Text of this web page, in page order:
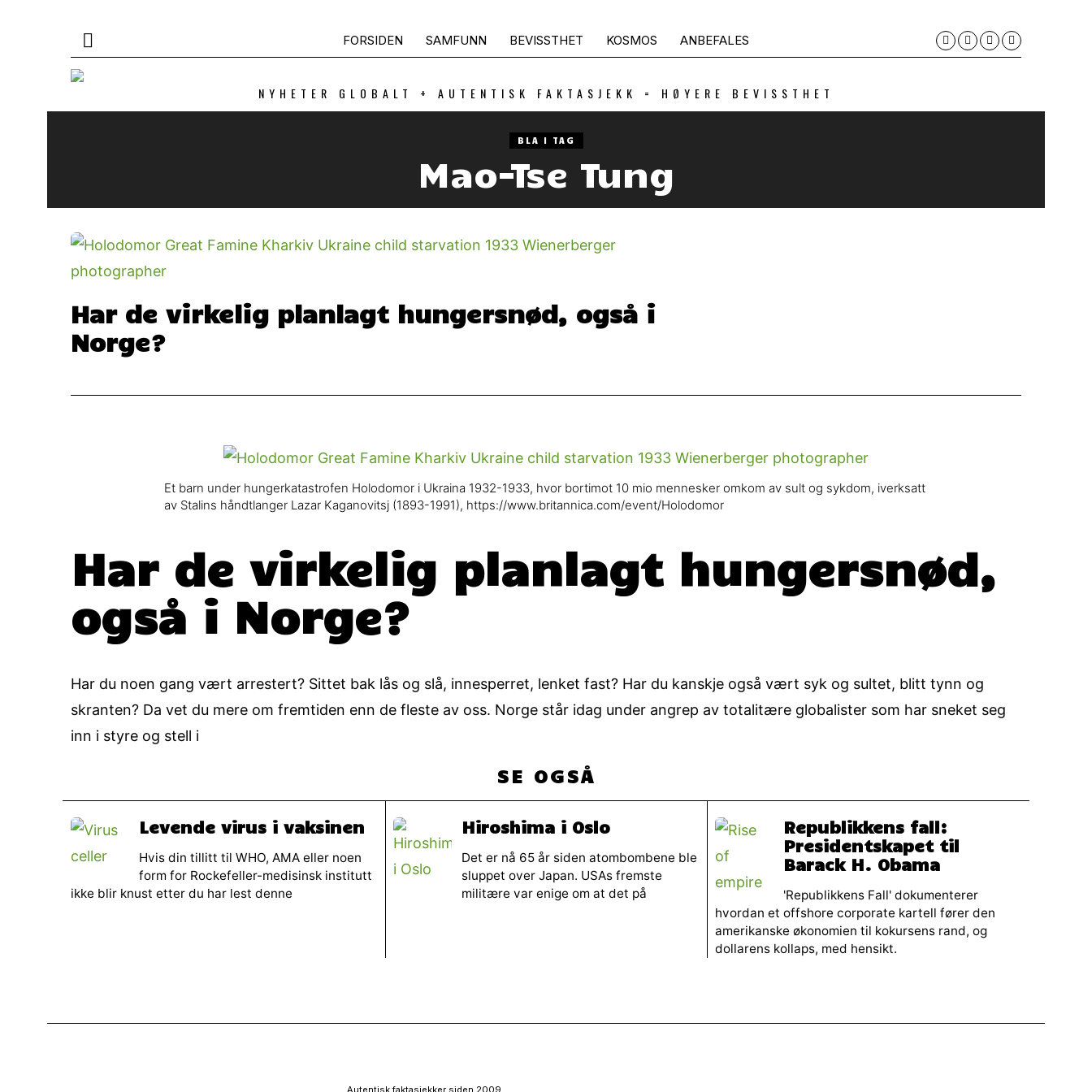
FORSIDEN SAMFUNN BEVISSTHET KOSMOS ANBEFALES
NYHETER GLOBALT + AUTENTISK FAKTASJEKK = HØYERE BEVISSTHET
BLA I TAG
Mao-Tse Tung
Har de virkelig planlagt hungersnød, også i
Norge?
Et barn under hungerkatastrofen Holodomor i Ukraina 1932-1933, hvor bortimot 10 mio mennesker omkom av sult og sykdom, iverksatt
av Stalins håndtlanger Lazar Kaganovitsj (1893-1991), https://www.britannica.com/event/Holodomor
Har de virkelig planlagt hungersnød,
også i Norge?
Har du noen gang vært arrestert? Sittet bak lås og slå, innesperret, lenket fast? Har du kanskje også vært syk og sultet, blitt tynn og
skranten? Da vet du mere om fremtiden enn de fleste av oss. Norge står idag under angrep av totalitære globalister som har sneket seg
inn i styre og stell i
SE OGSÅ
Levende virus i vaksinen
Hvis din tillitt til WHO, AMA eller noen
form for Rockefeller-medisinsk institutt
ikke blir knust etter du har lest denne
Hiroshima i Oslo
Det er nå 65 år siden atombombene ble
sluppet over Japan. USAs fremste
militære var enige om at det på
Republikkens fall:
Presidentskapet til
Barack H. Obama
'Republikkens Fall' dokumenterer
hvordan et offshore corporate kartell fører den
amerikanske økonomien til kokursens rand, og
dollarens kollaps, med hensikt.
Autentisk faktasjekker siden 2009